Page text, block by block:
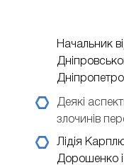
Начальник
Деякі
злочинів
Лідія
Дорошенко